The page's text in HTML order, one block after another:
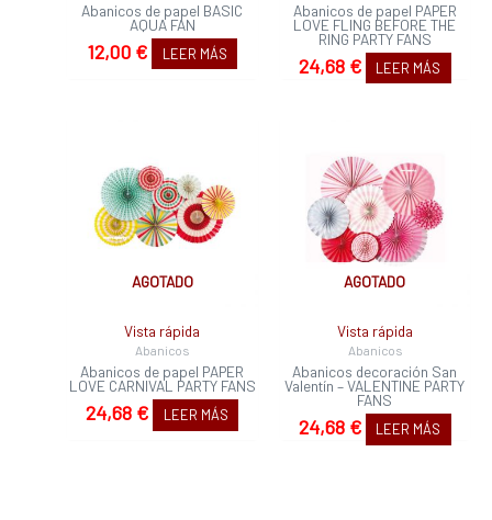
Abanicos de papel BASIC
AQUA FAN
12,00 € LEER MÁS
Abanicos de papel PAPER
LOVE FLING BEFORE THE
RING PARTY FANS
24,68 € LEER MÁS
AGOTADO
Vista rápida
Abanicos
Abanicos de papel PAPER
LOVE CARNIVAL PARTY FANS
24,68 € LEER MÁS
AGOTADO
Vista rápida
Abanicos
Abanicos decoración San
Valentín – VALENTINE PARTY
FANS
24,68 € LEER MÁS